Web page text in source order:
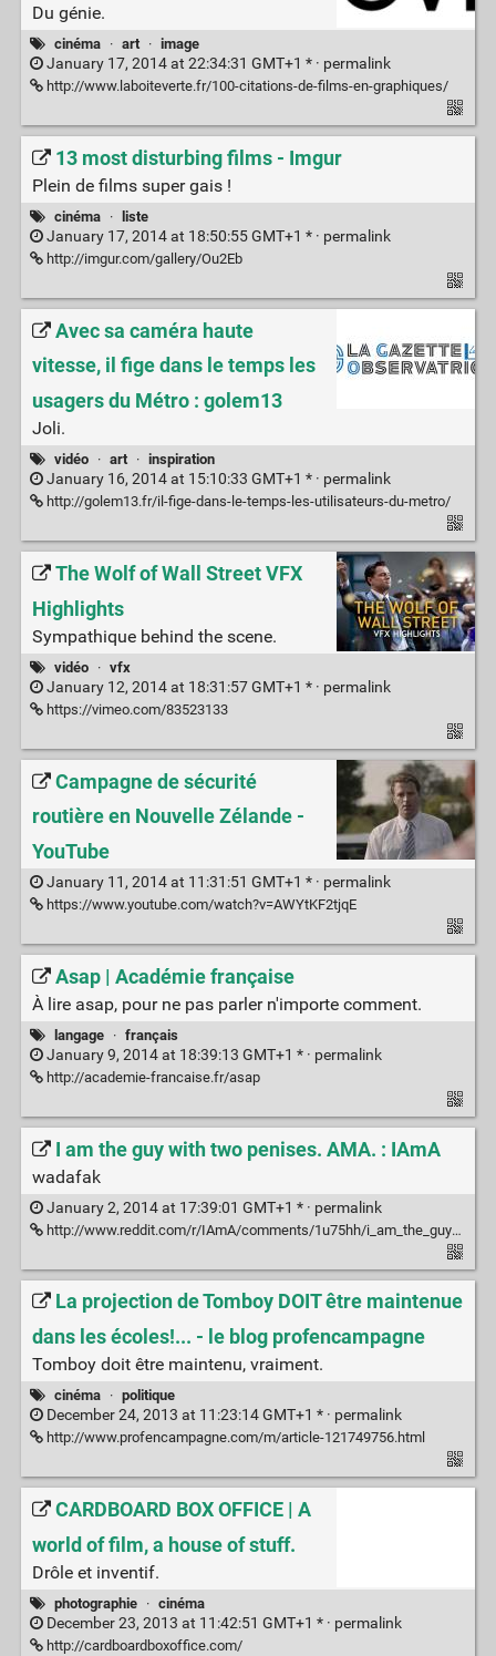
Du génie.
cinéma · art · image
January 17, 2014 at 22:34:31 GMT+1 * · permalink
http://www.laboiteverte.fr/100-citations-de-films-en-graphiques/
13 most disturbing films - Imgur
Plein de films super gais !
cinéma · liste
January 17, 2014 at 18:50:55 GMT+1 * · permalink
http://imgur.com/gallery/Ou2Eb
Avec sa caméra haute
vitesse, il fige dans le temps les
usagers du Métro : golem13
Joli.
vidéo · art · inspiration
January 16, 2014 at 15:10:33 GMT+1 * · permalink
http://golem13.fr/il-fige-dans-le-temps-les-utilisateurs-du-metro/
The Wolf of Wall Street VFX
Highlights
Sympathique behind the scene.
vidéo · vfx
January 12, 2014 at 18:31:57 GMT+1 * · permalink
https://vimeo.com/83523133
Campagne de sécurité
routière en Nouvelle Zélande -
YouTube
January 11, 2014 at 11:31:51 GMT+1 * · permalink
https://www.youtube.com/watch?v=AWYtKF2tjqE
Asap | Académie française
À lire asap, pour ne pas parler n'importe comment.
langage · français
January 9, 2014 at 18:39:13 GMT+1 * · permalink
http://academie-francaise.fr/asap
I am the guy with two penises. AMA. : IAmA
wadafak
January 2, 2014 at 17:39:01 GMT+1 * · permalink
http://www.reddit.com/r/IAmA/comments/1u75hh/i_am_the_guy_with_two_penises_ama/
La projection de Tomboy DOIT être maintenue
dans les écoles!... - le blog profencampagne
Tomboy doit être maintenu, vraiment.
cinéma · politique
December 24, 2013 at 11:23:14 GMT+1 * · permalink
http://www.profencampagne.com/m/article-121749756.html
CARDBOARD BOX OFFICE | A
world of film, a house of stuff.
Drôle et inventif.
photographie · cinéma
December 23, 2013 at 11:42:51 GMT+1 * · permalink
http://cardboardboxoffice.com/